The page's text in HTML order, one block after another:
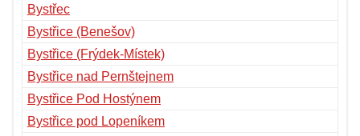
Bystřec
Bystřice (Benešov)
Bystřice (Frýdek-Místek)
Bystřice nad Pernštejnem
Bystřice Pod Hostýnem
Bystřice pod Lopeníkem